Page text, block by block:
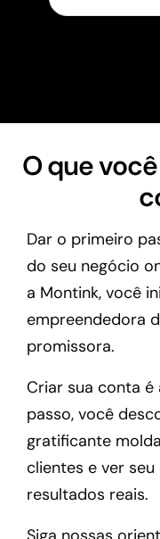
O que
Dar o primeiro
do seu negócio
a Montink, você
empreendedora
promissora.
Criar sua conta é
passo, você
gratificante
clientes e ver
resultados reais.